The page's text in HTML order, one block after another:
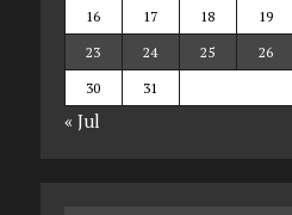
16
17 18 19
23
24 25 26
30
31
« Jul